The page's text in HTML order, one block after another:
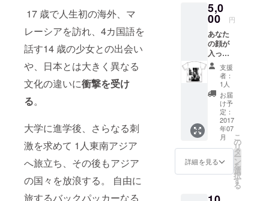
17 歳で人生初の海外、マ
レーシアを訪れ、4カ国語を
話す14 歳の少女との出会い
や、日本とは大きく異なる
文化の違いに衝撃を受け
る。
大学に進学後、さらなる刺
激を求めて 1人東南アジア
へ旅立ち、その後もアジア
の国々を放浪する。 自由に
旅するバックパッカーなる
5,0
00 円
あなた
の顔が
入った
写真を
プリン
トしたT
シャツ
を作り
す！！
そのT
シャツ
を着て
最低1週
間は
す
支援
者：
1人
お届
け予
定：
2017
年07
月
詳細を見る
こ
の
リ
タ
ー
ン
を
選
択
す
る